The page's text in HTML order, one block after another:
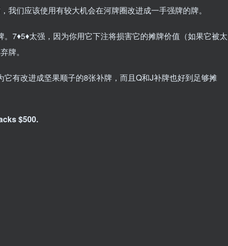
我们应该使用有较大机会在河牌圈改进成一手强牌的牌。
7♦5♦太强，因为你用它下注将损害它的摊牌价值（如果它被太
牌。
有改进成坚果顺子的8张补牌，而且Q和J补牌也好到足够摊
$500.